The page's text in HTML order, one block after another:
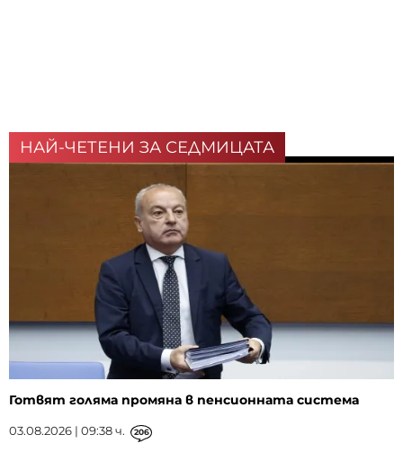
НАЙ-ЧЕТЕНИ ЗА СЕДМИЦАТА
Готвят голяма промяна в пенсионната система
03.08.2026 | 09:38 ч. 206